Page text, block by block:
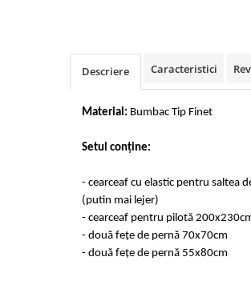
Lenjerii Catifea
Cearceaf cu elastic
Lenjerii Pufoase Fluffy/ Rabbit
Bumbac Neted Nesatinat
Bumbac 100%
Lenjerii Satin Premium
Lenjerii Jacquard
Huse Impermeabile
Huse Impermeabile 160x200cm
Descriere Caracteristici
Material: Bumbac Tip Finet
Setul conține:
- cearceaf cu elastic pentru saltea
(putin mai lejer)
- cearceaf pentru pilotă
- două fețe de pernă 70x70cm
- două fețe de pernă 55x80cm